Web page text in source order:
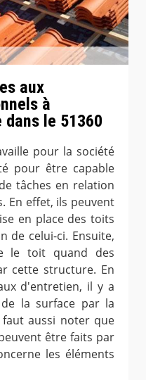
aux
à
dans le 51360
pour la société
pour être capable
tâches en relation
En effet, ils peuvent
en place des toits
de celui-ci. Ensuite,
le toit quand des
cette structure. En
d'entretien, il y a
la surface par la
faut aussi noter que
être faits par
les éléments